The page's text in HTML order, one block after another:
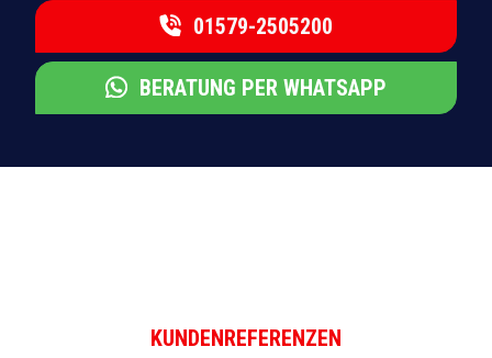
01579-2505200
BERATUNG PER WHATSAPP
KUNDENREFERENZEN